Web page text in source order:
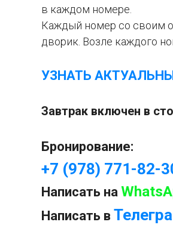
в каждом номере.
Каждый номер со своим
дворик. Возле каждого
УЗНАТЬ
Завтрак включен в
Бронирование:
+7 (978) 771-82-
Написать на
Написать в